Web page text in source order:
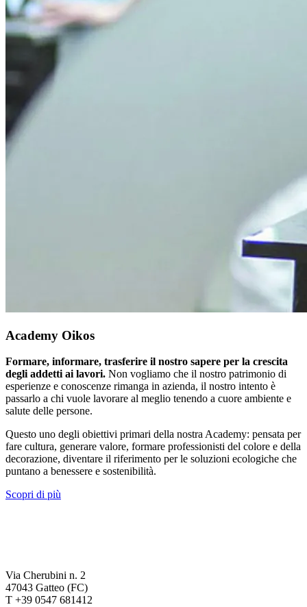
Academy Oikos
Formare, informare, trasferire il nostro sapere per la crescita
degli addetti ai lavori. Non vogliamo che il nostro patrimonio di
esperienze e conoscenze rimanga in azienda, il nostro intento è
passarlo a chi vuole lavorare al meglio tenendo a cuore ambiente e
salute delle persone.
Questo uno degli obiettivi primari della nostra Academy: pensata per
fare cultura, generare valore, formare professionisti del colore e della
decorazione, diventare il riferimento per le soluzioni ecologiche che
puntano a benessere e sostenibilità.
Scopri di più
Via Cherubini n. 2
47043 Gatteo (FC)
T +39 0547 681412